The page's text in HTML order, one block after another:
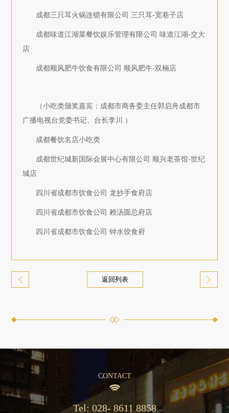
成都三只耳火锅连锁有限公司 三只耳-宽巷子店
成都味道江湖菜餐饮娱乐管理有限公司 味道江湖-交大
店
成都顺风肥牛饮食有限公司 顺风肥牛-双楠店
（小吃类颁奖嘉宾：成都市商务委主任郭启舟成都市
广播电视台党委书记、台长李川 ）
成都餐饮名店小吃类
成都世纪城新国际会展中心有限公司 顺兴老茶馆-世纪
城店
四川省成都市饮食公司 龙抄手食府店
四川省成都市饮食公司 赖汤圆总府店
四川省成都市饮食公司 钟水饺食府
返回列表
CONTACT
Tel: 028- 8611 8858